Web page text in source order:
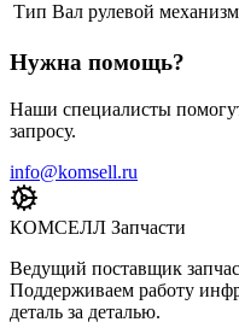
Тип Вал рулевой
Нужна помощь?
Наши специалисты
запросу.
info@komsell.ru
КОМСЕЛЛ Запчасти
Ведущий поставщик
Поддерживаем работу
деталь за деталью.